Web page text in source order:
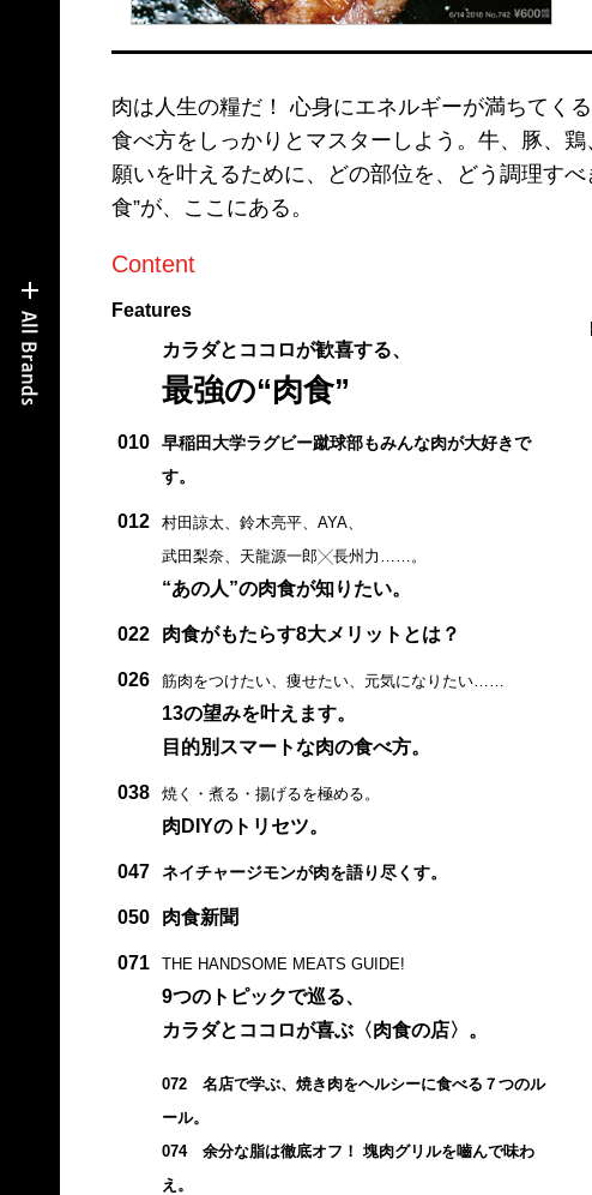
肉は人生の糧だ！ 心身にエネルギーが満ちてく
食べ方をしっかりとマスターしよう。牛、豚、
願いを叶えるために、どの部位を、どう調理す
食”が、ここにある。
Content
Features
カラダとココロが歓喜する、
最強の“肉食”
010
早稲田大学ラグビー蹴球部もみんな肉が大好きで
す。
012
村田諒太、鈴木亮平、AYA、
武田梨奈、天龍源一郎╳長州力……。
“あの人”の肉食が知りたい。
022 肉食がもたらす8大メリットとは？
026 筋肉をつけたい、痩せたい、元気になりたい……
13の望みを叶えます。
目的別スマートな肉の食べ方。
038 焼く・煮る・揚げるを極める。
肉DIYのトリセツ。
047 ネイチャージモンが肉を語り尽くす。
050 肉食新聞
071 THE HANDSOME MEATS GUIDE!
9つのトピックで巡る、
カラダとココロが喜ぶ〈肉食の店〉。
072 名店で学ぶ、焼き肉をヘルシーに食べる７つのル
ール。
074 余分な脂は徹底オフ！ 塊肉グリルを嚙んで味わ
え。